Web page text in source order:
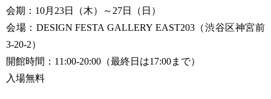
会期：10月23日（木）～27日（日）
会場：DESIGN FESTA GALLERY EAST203（渋谷区神宮前
3-20-2）
開館時間：11:00-20:00（最終日は17:00まで）
入場無料